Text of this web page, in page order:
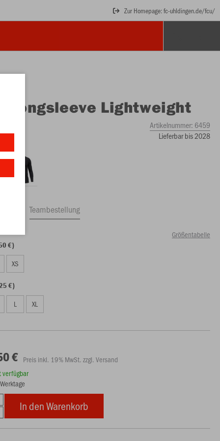
Zur Homepage: fc-uhldingen.de/fcu/
Longsleeve Lightweight
Artikelnummer: 6459
Lieferbar bis 2028
Teambestellung
Größentabelle
€)
XS
€)
L XL
€ Preis inkl. 19% MwSt. zzgl. Versand
verfügbar
In den Warenkorb